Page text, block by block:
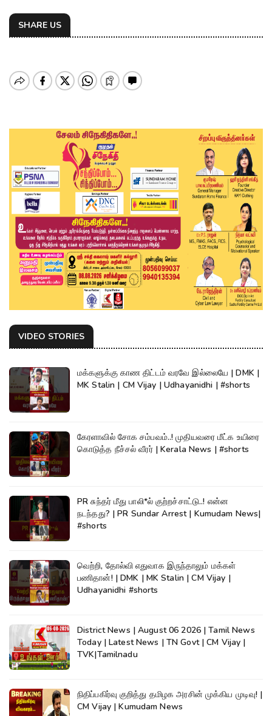
SHARE US
VIDEO STORIES
மக்களுக்கு காண திட்டம் வரவே இல்லையே | DMK |
MK Stalin | CM Vijay | Udhayanidhi | #shorts
கேரளாவில் சோக சம்பவம்..! முதியவரை மீட்க உயிரை
கொடுத்த நீச்சல் வீரர் | Kerala News | #shorts
PR சுந்தர் மீது பாலி*ல் குற்றச்சாட்டு..! என்ன
நடந்தது? | PR Sundar Arrest | Kumudam News|
#shorts
வெற்றி, தோல்வி எதுவாக இருந்தாலும் மக்கள்
பணிதான்! | DMK | MK Stalin | CM Vijay |
Udhayanidhi #shorts
District News | August 06 2026 | Tamil News
Today | Latest News | TN Govt | CM Vijay |
TVK|Tamilnadu
நிதிப்பகிர்வு குறித்து தமிழக அரசின் முக்கிய முடிவு! |
CM Vijay | Kumudam News